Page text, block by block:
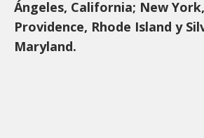
Ángeles, California; New
Providence, Rhode Island y
Maryland.